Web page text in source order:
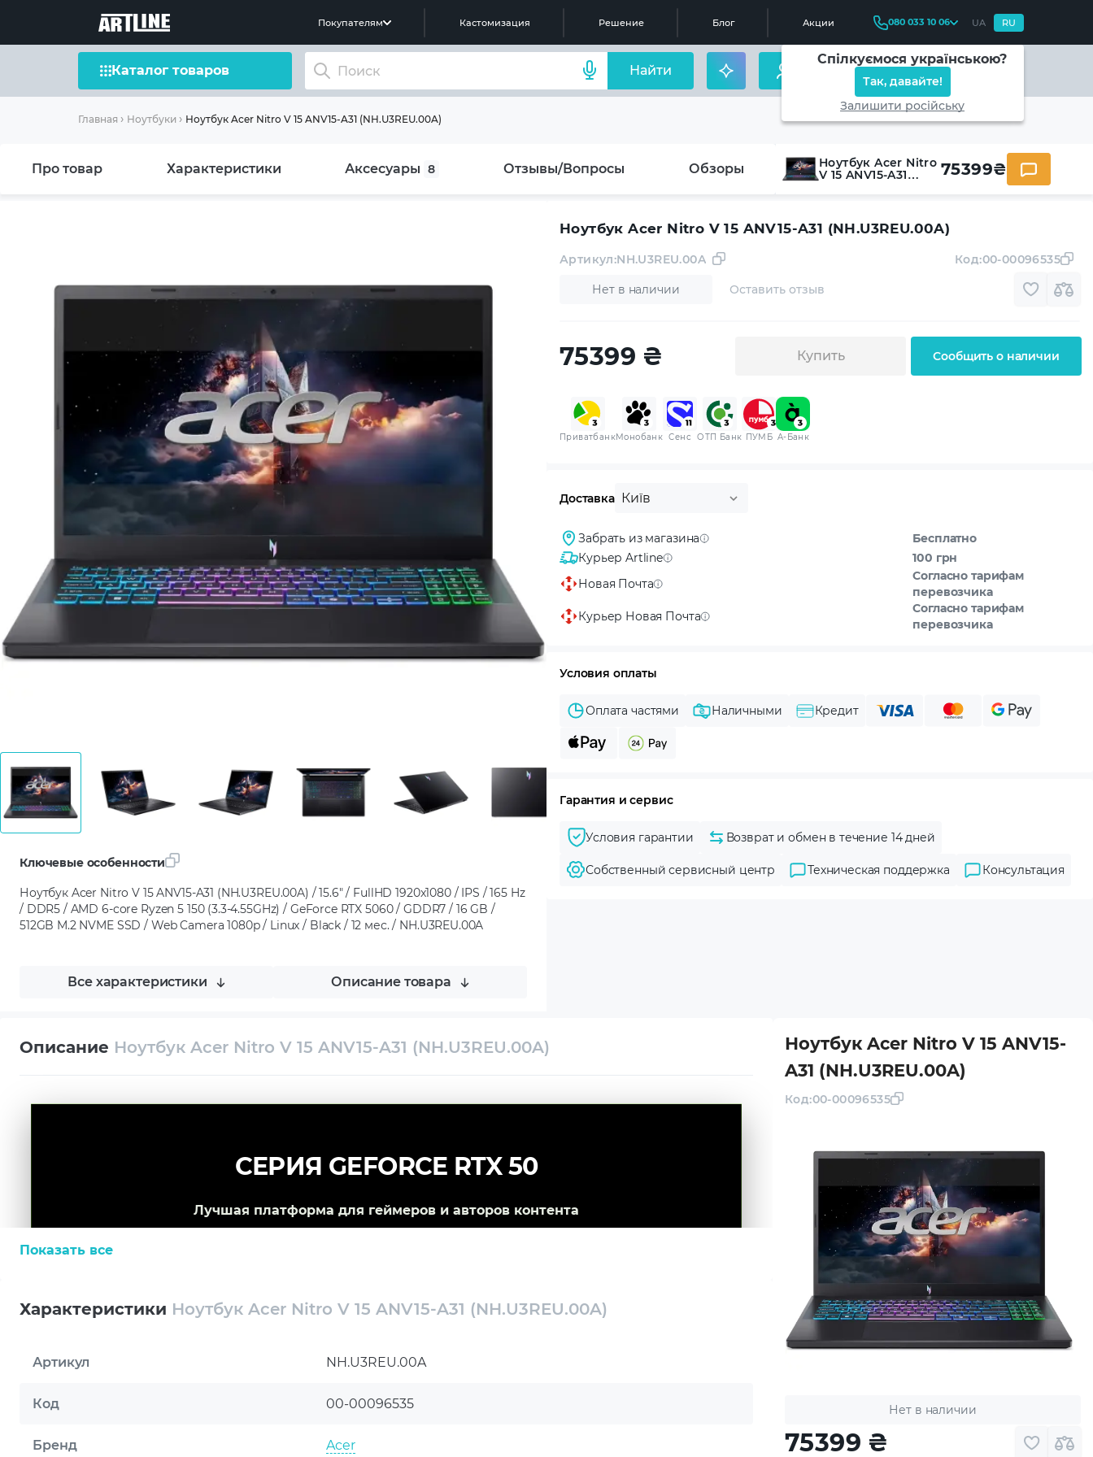
Покупателям Кастомизация Решение Блог Акции 080 033 10 06 UA RU
Спілкуємося українською?
Так, давайте!
Залишити російську
Каталог товаров Найти
Главная Ноутбуки Ноутбук Acer Nitro V 15 ANV15-A31 (NH.U3REU.00A)
Про товар Характеристики Аксесуары 8 Отзывы/Вопросы Обзоры
Ноутбук Acer Nitro
V 15 ANV15-A31
75399₴
Ключевые особенности
Ноутбук Acer Nitro V 15 ANV15-A31 (NH.U3REU.00A) / 15.6" / FullHD 1920x1080 / IPS / 165 Hz
/ DDR5 / AMD 6-core Ryzen 5 150 (3.3-4.55GHz) / GeForce RTX 5060 / GDDR7 / 16 GB /
512GB M.2 NVME SSD / Web Camera 1080p / Linux / Black / 12 мес. / NH.U3REU.00A
Все характеристики Описание товара
Ноутбук Acer Nitro V 15 ANV15-A31 (NH.U3REU.00A)
Нет в наличии
Артикул:NH.U3REU.00A
Оставить отзыв
Код:00-00096535
75399 ₴ Купить Сообщить о наличии
ПриватбанкМонобанк Сенс ОТП Банк ПУМБ A-Банк
Доставка Київ
Забрать из магазина
Бесплатно
Курьер Artline
100 грн
Новая Почта
Согласно тарифам
перевозчика
Курьер Новая Почта
Согласно тарифам
перевозчика
Условия оплаты
Оплата частями Наличными Кредит
Гарантия и сервис
Условия гарантии Возврат и обмен в течение 14 дней
Собственный сервисный центр Техническая поддержка Консультация
Описание Ноутбук Acer Nitro V 15 ANV15-A31 (NH.U3REU.00A)
СЕРИЯ GEFORCE RTX 50
Лучшая платформа для геймеров и авторов контента
Показать все
Характеристики Ноутбук Acer Nitro V 15 ANV15-A31 (NH.U3REU.00A)
Артикул NH.U3REU.00A
Код 00-00096535
Бренд Acer
Ноутбук Acer Nitro V 15 ANV15-
A31 (NH.U3REU.00A)
Код:00-00096535
Нет в наличии
75399 ₴